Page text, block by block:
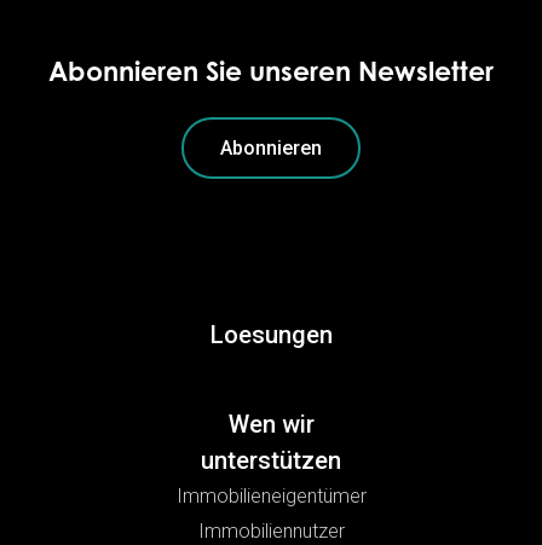
Abonnieren Sie unseren Newsletter
Abonnieren
Loesungen
Wen wir
unterstützen
Immobilieneigentümer
Immobiliennutzer